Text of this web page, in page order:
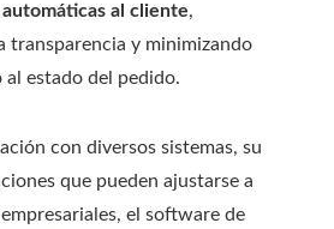
al cliente,
transparencia y minimizando
al estado del pedido.
con diversos sistemas, su
que pueden ajustarse a
el software de